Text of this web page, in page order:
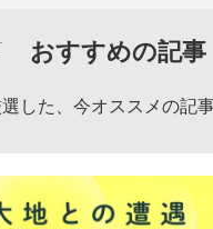
おすすめの記事
した、今オススメの記